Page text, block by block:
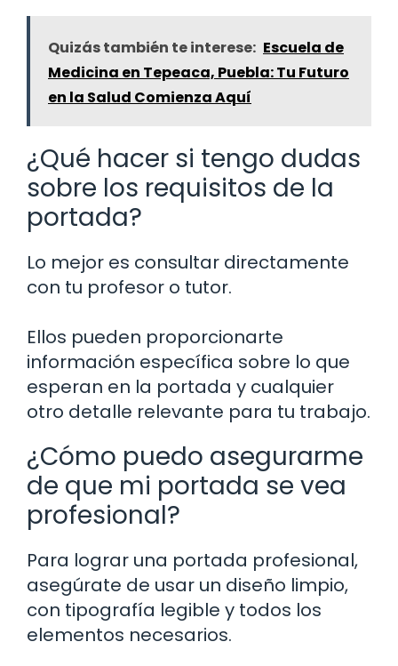
Quizás también te interese: Escuela de
Medicina en Tepeaca, Puebla: Tu Futuro
en la Salud Comienza Aquí
¿Qué hacer si tengo dudas
sobre los requisitos de la
portada?
Lo mejor es consultar directamente
con tu profesor o tutor.
Ellos pueden proporcionarte
información específica sobre lo que
esperan en la portada y cualquier
otro detalle relevante para tu trabajo.
¿Cómo puedo asegurarme
de que mi portada se vea
profesional?
Para lograr una portada profesional,
asegúrate de usar un diseño limpio,
con tipografía legible y todos los
elementos necesarios.